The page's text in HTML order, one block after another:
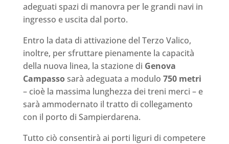
adeguati spazi di manovra per le grandi navi in
ingresso e uscita dal porto.
Entro la data di attivazione del Terzo Valico,
inoltre, per sfruttare pienamente la capacità
della nuova linea, la stazione di Genova
Campassosarà adeguata a modulo 750 metri
– cioè la massima lunghezza dei treni merci – e
sarà ammodernato il tratto di collegamento
con il porto di Sampierdarena.
Tutto ciò consentirà ai porti liguri di competere